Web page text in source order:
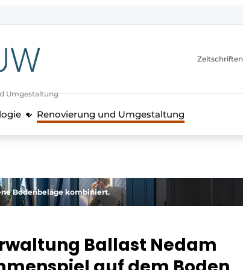
Umgestaltung
Zeitschriften
Renovierung und Umgestaltung
Bodenbeläge kombiniert.
Ballast Nedam